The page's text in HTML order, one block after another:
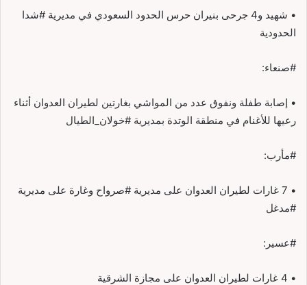
• شهيد و4 جرحى بنيران حرس الحدود السعودي في مديرية #شدا
الحدودية
#صنعاء:
• إصابة طفلة ونفوق عدد من المواشي بغارتين لطيران العدوان أثناء
رعيها للأغنام في منطقة الوتدة بمديرية #خولان_الطيال
#مأرب:
• 7 غارات لطيران العدوان على مديرية #صرواح وغارة على مديرية
#مدغل
#عسير:
• 4 غارات لطيران العدوان على مجازة الشرقية